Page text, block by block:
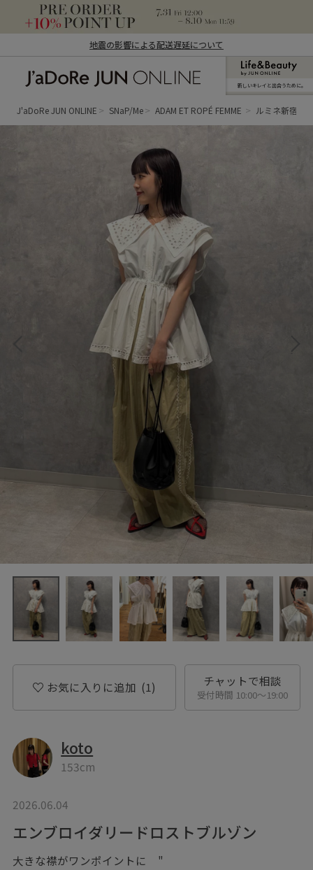
地震の影響による配送遅延について
ン オンライン）
新しいキレイと出合うために。
J'aDoRe JUN ONLINE SNaP/Me ADAM ET ROPÉ FEMME ルミネ新宿
お気に入りに追加 (1) チャットで相談
受付時間 10:00〜19:00
koto
153cm
2026.06.04
エンブロイダリードロストブルゾン
大きな襟がワンポイントに "